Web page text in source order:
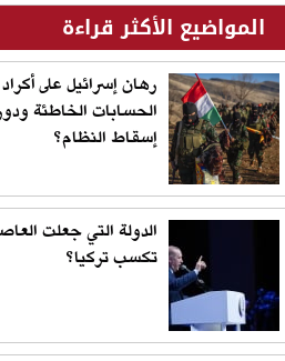
المواضيع الأكثر قراءة
رهان إسرائيل على
الحسابات الخاطئة
إسقاط النظام؟
الدولة التي جعلت
تكسب تركيا؟